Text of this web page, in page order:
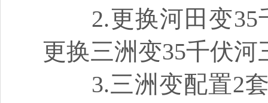
2.更换河田变35
更换三洲变35千伏
3.三洲变配置2套